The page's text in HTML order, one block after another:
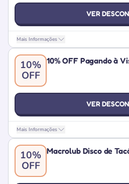
VER
Mais Informações
10%
OFF
10% OFF Pagando à
VER
Mais Informações
10%
OFF
Macrolub Disco de